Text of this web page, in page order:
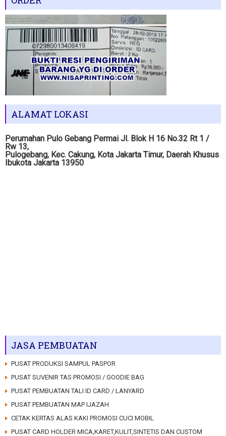
ALAMAT LOKASI
Perumahan Pulo Gebang Permai Jl. Blok H 16 No.32 Rt 1 /
Rw 13,
Pulogebang, Kec. Cakung, Kota Jakarta Timur, Daerah Khusus
Ibukota Jakarta 13950
JASA PEMBUATAN
PUSAT PRODUKSI SAMPUL PASPOR
PUSAT SUVENIR TAS PROMOSI / GOODIE BAG
PUSAT PEMBUATAN TALI ID CARD / LANYARD
PUSAT PEMBUATAN MAP IJAZAH
CETAK KERTAS ALAS KAKI PROMOSI CUCI MOBIL
PUSAT CARD HOLDER MICA,KARET,KULIT,SINTETIS DAN CUSTOM